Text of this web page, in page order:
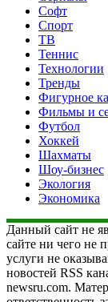
Софт
Спорт
ТВ
Теннис
Технологии
Тренды
Фигурное
Фильмы и
Футбол
Хоккей
Шахматы
Шоу-бизнес
Экология
Экономика
Данный сайт не
сайте ни чего не
услуги не
новостей RSS
newsru.com.